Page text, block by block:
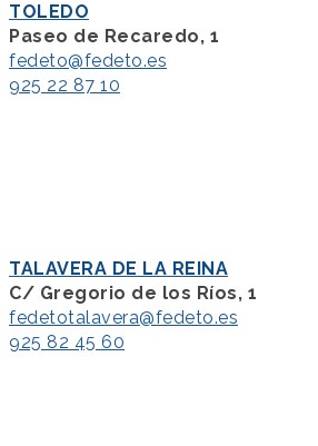
TOLEDO
Paseo de Recaredo, 1
fedeto@fedeto.es
925 22 87 10
TALAVERA DE LA REINA
C/ Gregorio de los Ríos, 1
fedetotalavera@fedeto.es
925 82 45 60